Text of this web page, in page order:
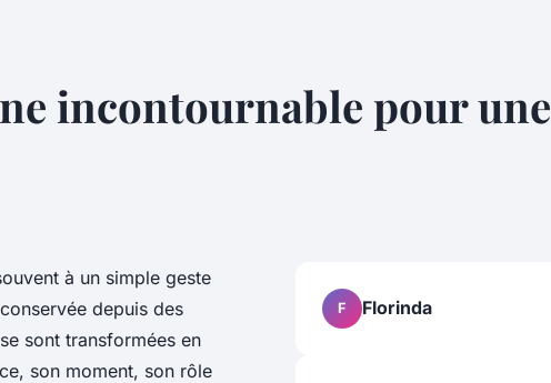
incontournable pour une
à un simple geste
depuis des
sont transformées en
son moment, son rôle
F Florinda